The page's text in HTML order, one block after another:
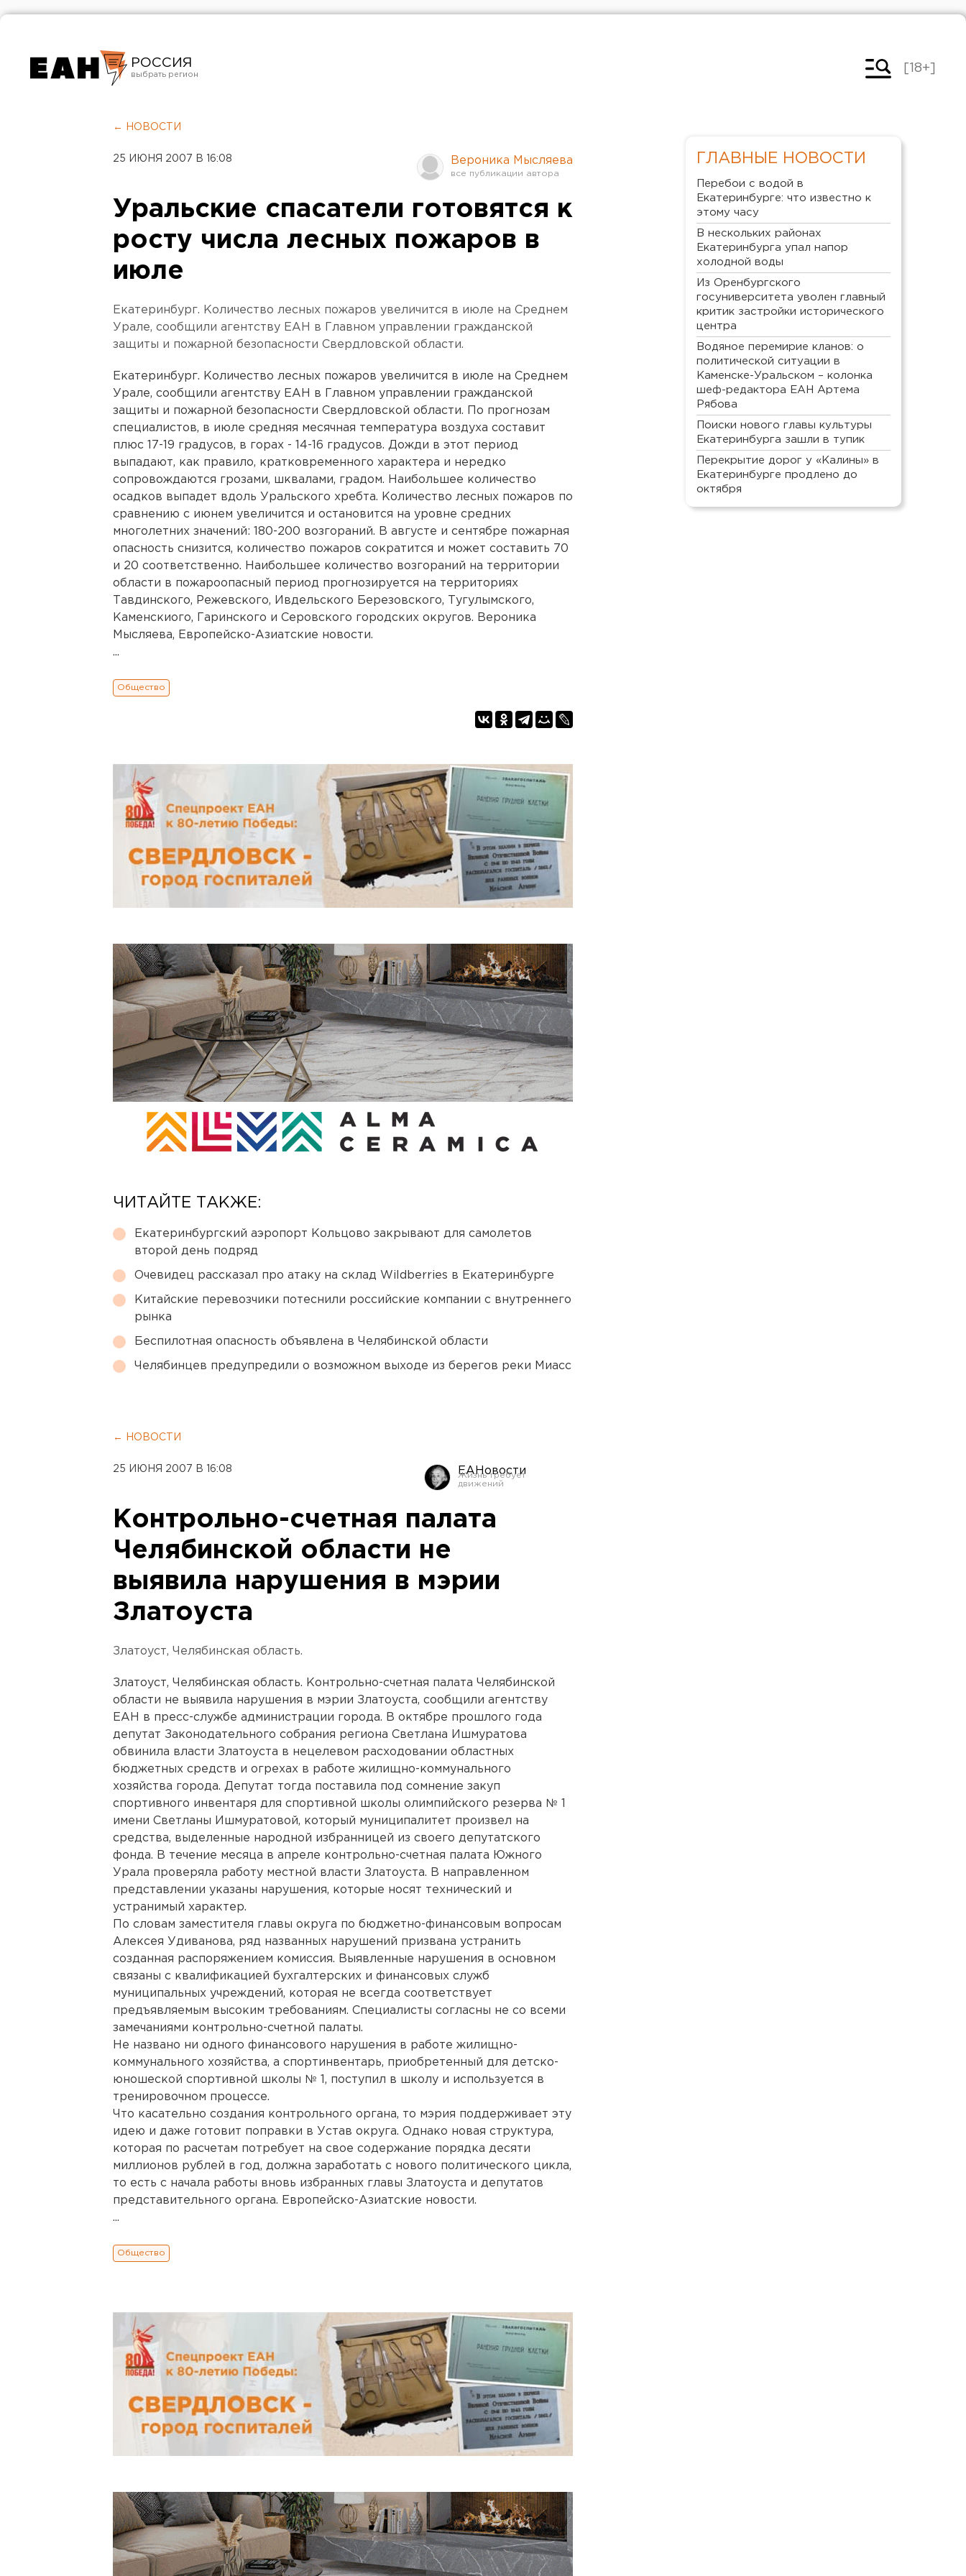
РОССИЯ
Челябинск
[18+]
← НОВОСТИ
25 ИЮНЯ 2007 В 16:08 Вероника Мысляева
Уральские спасатели готовятся к
росту числа лесных пожаров в
июле
Екатеринбург. Количество лесных пожаров увеличится в июле на Среднем
Урале, сообщили агентству ЕАН в Главном управлении гражданской
защиты и пожарной безопасности Свердловской области.
Екатеринбург. Количество лесных пожаров увеличится в июле на Среднем
Урале, сообщили агентству ЕАН в Главном управлении гражданской
защиты и пожарной безопасности Свердловской области. По прогнозам
специалистов, в июле средняя месячная температура воздуха составит
плюс 17-19 градусов, в горах - 14-16 градусов. Дожди в этот период
выпадают, как правило, кратковременного характера и нередко
сопровождаются грозами, шквалами, градом. Наибольшее количество
осадков выпадет вдоль Уральского хребта. Количество лесных пожаров по
сравнению с июнем увеличится и остановится на уровне средних
многолетних значений: 180-200 возгораний. В августе и сентябре пожарная
опасность снизится, количество пожаров сократится и может составить 70
и 20 соответственно. Наибольшее количество возгораний на территории
области в пожароопасный период прогнозируется на территориях
Тавдинского, Режевского, Ивдельского Березовского, Тугулымского,
Каменскиого, Гаринского и Серовского городских округов. Вероника
Мысляева, Европейско-Азиатские новости.
...
Общество
ЧИТАЙТЕ ТАКЖЕ:
Екатеринбургский аэропорт Кольцово закрывают для самолетов
второй день подряд
Очевидец рассказал про атаку на склад Wildberries в Екатеринбурге
Китайские перевозчики потеснили российские компании с внутреннего
рынка
Беспилотная опасность объявлена в Челябинской области
Челябинцев предупредили о возможном выходе из берегов реки Миасс
← НОВОСТИ
25 ИЮНЯ 2007 В 16:08 ЕАНовости
Контрольно-счетная палата
Челябинской области не
выявила нарушения в мэрии
Златоуста
Златоуст, Челябинская область.
Златоуст, Челябинская область. Контрольно-счетная палата Челябинской
области не выявила нарушения в мэрии Златоуста, сообщили агентству
ЕАН в пресс-службе администрации города. В октябре прошлого года
депутат Законодательного собрания региона Светлана Ишмуратова
обвинила власти Златоуста в нецелевом расходовании областных
бюджетных средств и огрехах в работе жилищно-коммунального
хозяйства города. Депутат тогда поставила под сомнение закуп
спортивного инвентаря для спортивной школы олимпийского резерва № 1
имени Светланы Ишмуратовой, который муниципалитет произвел на
средства, выделенные народной избранницей из своего депутатского
фонда. В течение месяца в апреле контрольно-счетная палата Южного
Урала проверяла работу местной власти Златоуста. В направленном
представлении указаны нарушения, которые носят технический и
устранимый характер.
По словам заместителя главы округа по бюджетно-финансовым вопросам
Алексея Удиванова, ряд названных нарушений призвана устранить
созданная распоряжением комиссия. Выявленные нарушения в основном
связаны с квалификацией бухгалтерских и финансовых служб
муниципальных учреждений, которая не всегда соответствует
предъявляемым высоким требованиям. Специалисты согласны не со всеми
замечаниями контрольно-счетной палаты.
Не названо ни одного финансового нарушения в работе жилищно-
коммунального хозяйства, а спортинвентарь, приобретенный для детско-
юношеской спортивной школы № 1, поступил в школу и используется в
тренировочном процессе.
Что касательно создания контрольного органа, то мэрия поддерживает эту
идею и даже готовит поправки в Устав округа. Однако новая структура,
которая по расчетам потребует на свое содержание порядка десяти
миллионов рублей в год, должна заработать с нового политического цикла,
то есть с начала работы вновь избранных главы Златоуста и депутатов
представительного органа. Европейско-Азиатские новости.
...
Общество
ГЛАВНЫЕ НОВОСТИ
Перебои с водой в
Екатеринбурге: что известно к
этому часу
В нескольких районах
Екатеринбурга упал напор
холодной воды
Из Оренбургского
госуниверситета уволен главный
критик застройки исторического
центра
Водяное перемирие кланов: о
политической ситуации в
Каменске-Уральском – колонка
шеф-редактора ЕАН Артема
Рябова
Поиски нового главы культуры
Екатеринбурга зашли в тупик
Перекрытие дорог у «Калины» в
Екатеринбурге продлено до
октября